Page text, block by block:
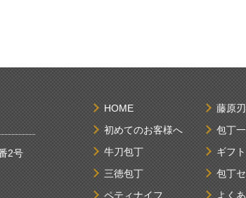
2号
HOME
初めてのお客様へ
牛刀包丁
三徳包丁
ペティナイフ
藤原
包丁
ギフト
包丁
よく